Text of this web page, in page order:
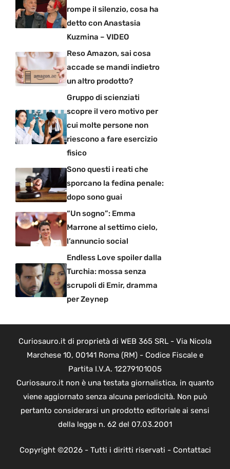
rompe il silenzio, cosa ha
detto con Anastasia
Kuzmina – VIDEO
Reso Amazon, sai cosa
accade se mandi indietro
un altro prodotto?
Gruppo di scienziati
scopre il vero motivo per
cui molte persone non
riescono a fare esercizio
fisico
Sono questi i reati che
sporcano la fedina penale:
dopo sono guai
“Un sogno”: Emma
Marrone al settimo cielo,
l’annuncio social
Endless Love spoiler dalla
Turchia: mossa senza
scrupoli di Emir, dramma
per Zeynep
Curiosauro.it di proprietà di WEB 365 SRL - Via Nicola
Marchese 10, 00141 Roma (RM) - Codice Fiscale e
Partita I.V.A. 12279101005
Curiosauro.it non è una testata giornalistica, in quanto
viene aggiornato senza alcuna periodicità. Non può
pertanto considerarsi un prodotto editoriale ai sensi
della legge n. 62 del 07.03.2001
Copyright ©2026 - Tutti i diritti riservati - Contattaci